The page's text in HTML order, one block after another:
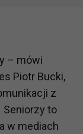
– mówi
Piotr Bucki,
z
Seniorzy to
w mediach